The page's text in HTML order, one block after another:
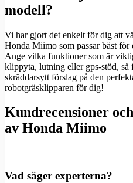
modell?
Vi har gjort det enkelt för dig att
Honda Miimo som passar bäst för
Ange vilka funktioner som är
klippyta, lutning eller gps-stöd, så
skräddarsytt förslag på den
robotgräsklipparen för dig!
Kundrecensioner
av Honda Miimo
Vad säger experterna?